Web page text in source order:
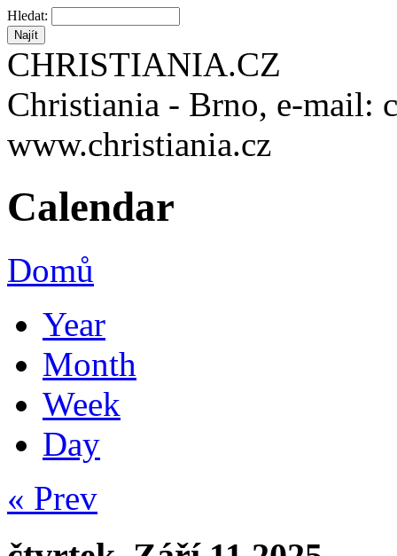
Hledat:
CHRISTIANIA.CZ
Christiania - Brno, e-mail:
www.christiania.cz
Calendar
Domů
Year
Month
Week
Day
« Prev